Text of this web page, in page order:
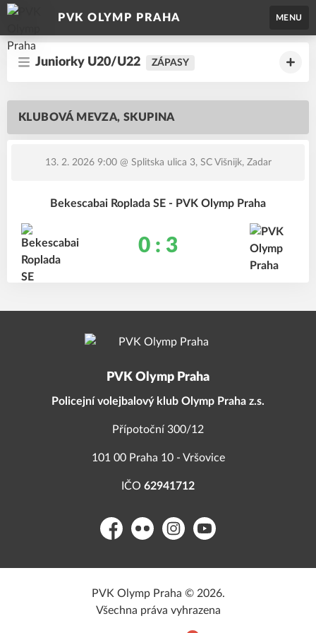
PVK OLYMP PRAHA MENU
Juniorky U20/U22 ZÁPASY
KLUBOVÁ MEVZA, SKUPINA
13. 2. 2026 9:00@ Splitska ulica 3, SC Višnijk, Zadar
Bekescabai Roplada SE - PVK Olymp Praha
0 : 3
PVK Olymp Praha
Policejní volejbalový klub Olymp Praha z.s.
Přípotoční 300/12
101 00 Praha 10 - Vršovice
IČO 62941712
FacebookFlickr InstagramYouTube
PVK Olymp Praha © 2026.
Všechna práva vyhrazena